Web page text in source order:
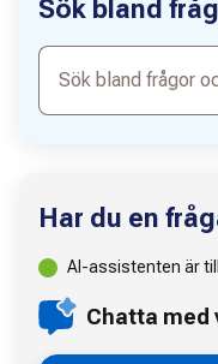
Sök bland
Sök
bland
frågor
och
Har du en
AI-assistenten är
Chatta med